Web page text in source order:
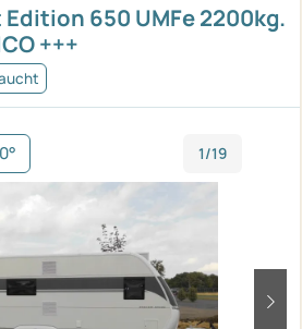
650 UMFe 2200kg.
+++
1/19